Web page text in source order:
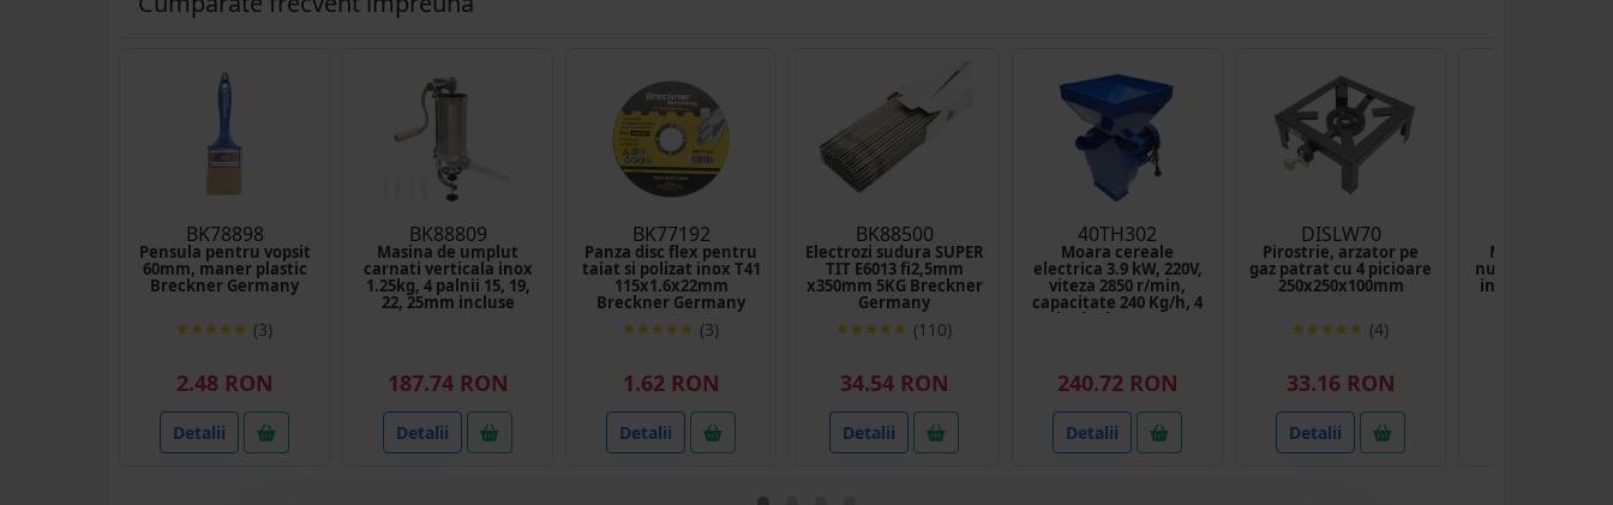
BK78898
Pensula pentru vopsit
60mm, maner plastic
Breckner Germany
(3)
2.48 RON
Detalii
BK88809
Masina de umplut
carnati verticala inox
1.25kg, 4 palnii 15, 19,
22, 25mm incluse
187.74 RON
Detalii
BK77192
Panza disc flex pentru
taiat si polizat inox T41
115x1.6x22mm
Breckner Germany
(3)
1.62 RON
Detalii
BK88500
Electrozi sudura SUPER
TIT E6013 fi2,5mm
x350mm 5KG Breckner
Germany
(110)
34.54 RON
Detalii
40TH302
Moara cereale
electrica 3.9 kW, 220V,
viteza 2850 r/min,
capacitate 240 Kg/h, 4
site incluse THOR
240.72 RON
Detalii
DISLW70
Pirostrie, arzator pe
gaz patrat cu 4 picioare
250x250x100mm
(4)
33.16 RON
Detalii
Masina de
nuci manuala,
inox, corp